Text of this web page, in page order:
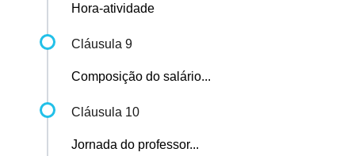
Hora-atividade
Cláusula 9
Composição do salário...
Cláusula 10
Jornada do professor...